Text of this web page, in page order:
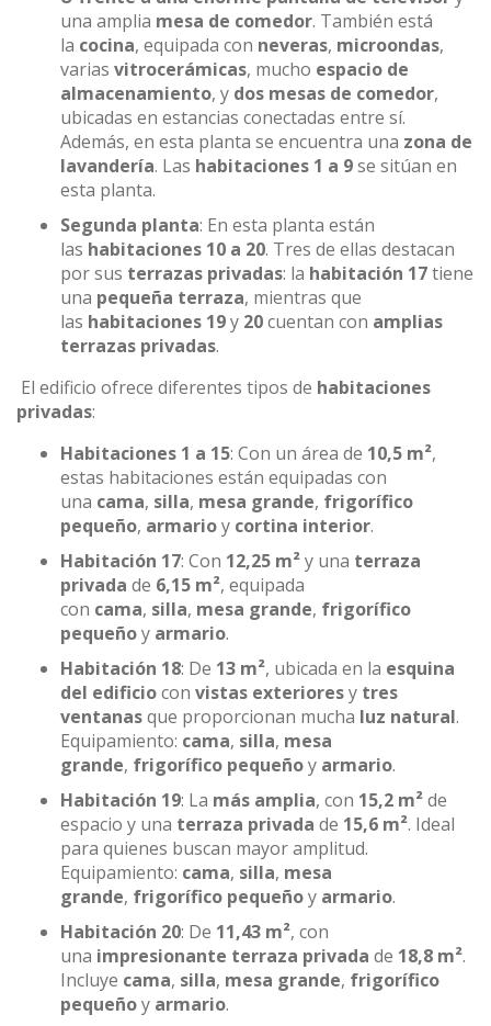
una amplia mesa de comedor. También está
la cocina, equipada con neveras, microondas,
varias vitrocerámicas, mucho espacio de
almacenamiento, y dos mesas de comedor,
ubicadas en estancias conectadas entre sí.
Además, en esta planta se encuentra una zona de
lavandería. Las habitaciones 1 a 9se sitúan en
esta planta.
Segunda planta: En esta planta están
las habitaciones 10 a 20. Tres de ellas destacan
por sus terrazas privadas: la habitación 17tiene
una pequeña terraza, mientras que
las habitaciones 19y 20cuentan con amplias
terrazas privadas.
El edificio ofrece diferentes tipos de habitaciones
privadas:
Habitaciones 1 a 15: Con un área de 10,5 m²,
estas habitaciones están equipadas con
una cama, silla, mesa grande, frigorífico
pequeño, armarioy cortina interior.
Habitación 17: Con 12,25 m²y una terraza
privada de 6,15 m², equipada
con cama, silla, mesa grande, frigorífico
pequeñoy armario.
Habitación 18: De 13 m², ubicada en la esquina
del edificiocon vistas exterioresy tres
ventanasque proporcionan mucha luz natural.
Equipamiento: cama, silla, mesa
grande, frigorífico pequeñoy armario.
Habitación 19: La más amplia, con 15,2 m²de
espacio y una terraza privada de 15,6 m². Ideal
para quienes buscan mayor amplitud.
Equipamiento: cama, silla, mesa
grande, frigorífico pequeñoy armario.
Habitación 20: De 11,43 m², con
una impresionante terraza privada de 18,8 m².
Incluye cama, silla, mesa grande, frigorífico
pequeñoy armario.